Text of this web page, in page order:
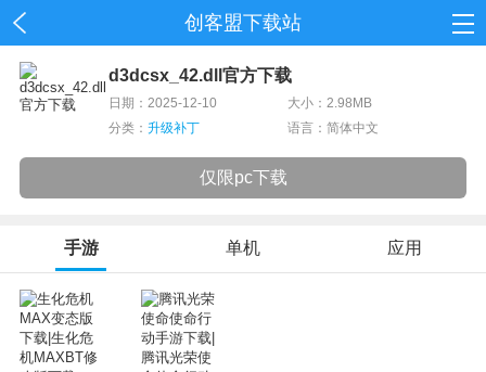
创客盟下载站
资讯
d3dcsx_42.dll官方下载
日期：2025-12-10
大小：2.98MB
分类： 升级补丁 语言：简体中文
仅限pc下载
手游 单机 应用